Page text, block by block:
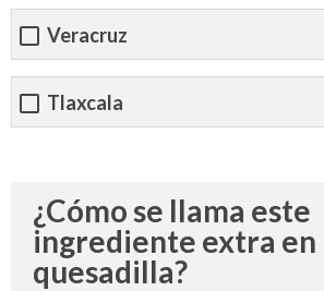
Veracruz
Tlaxcala
¿Cómo se llama este
ingrediente extra en
quesadilla?